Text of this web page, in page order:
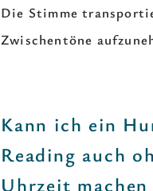
Die Stimme
Zwischentöne
Kann ich ein
Reading auch
Uhrzeit machen